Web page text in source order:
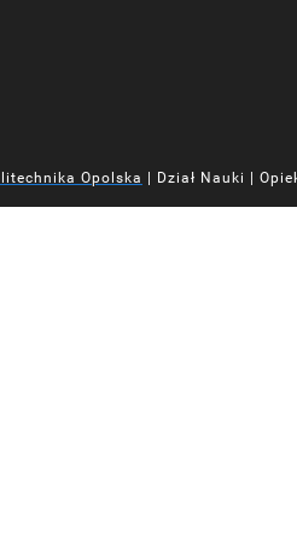
Opolska | Dział Nauki |